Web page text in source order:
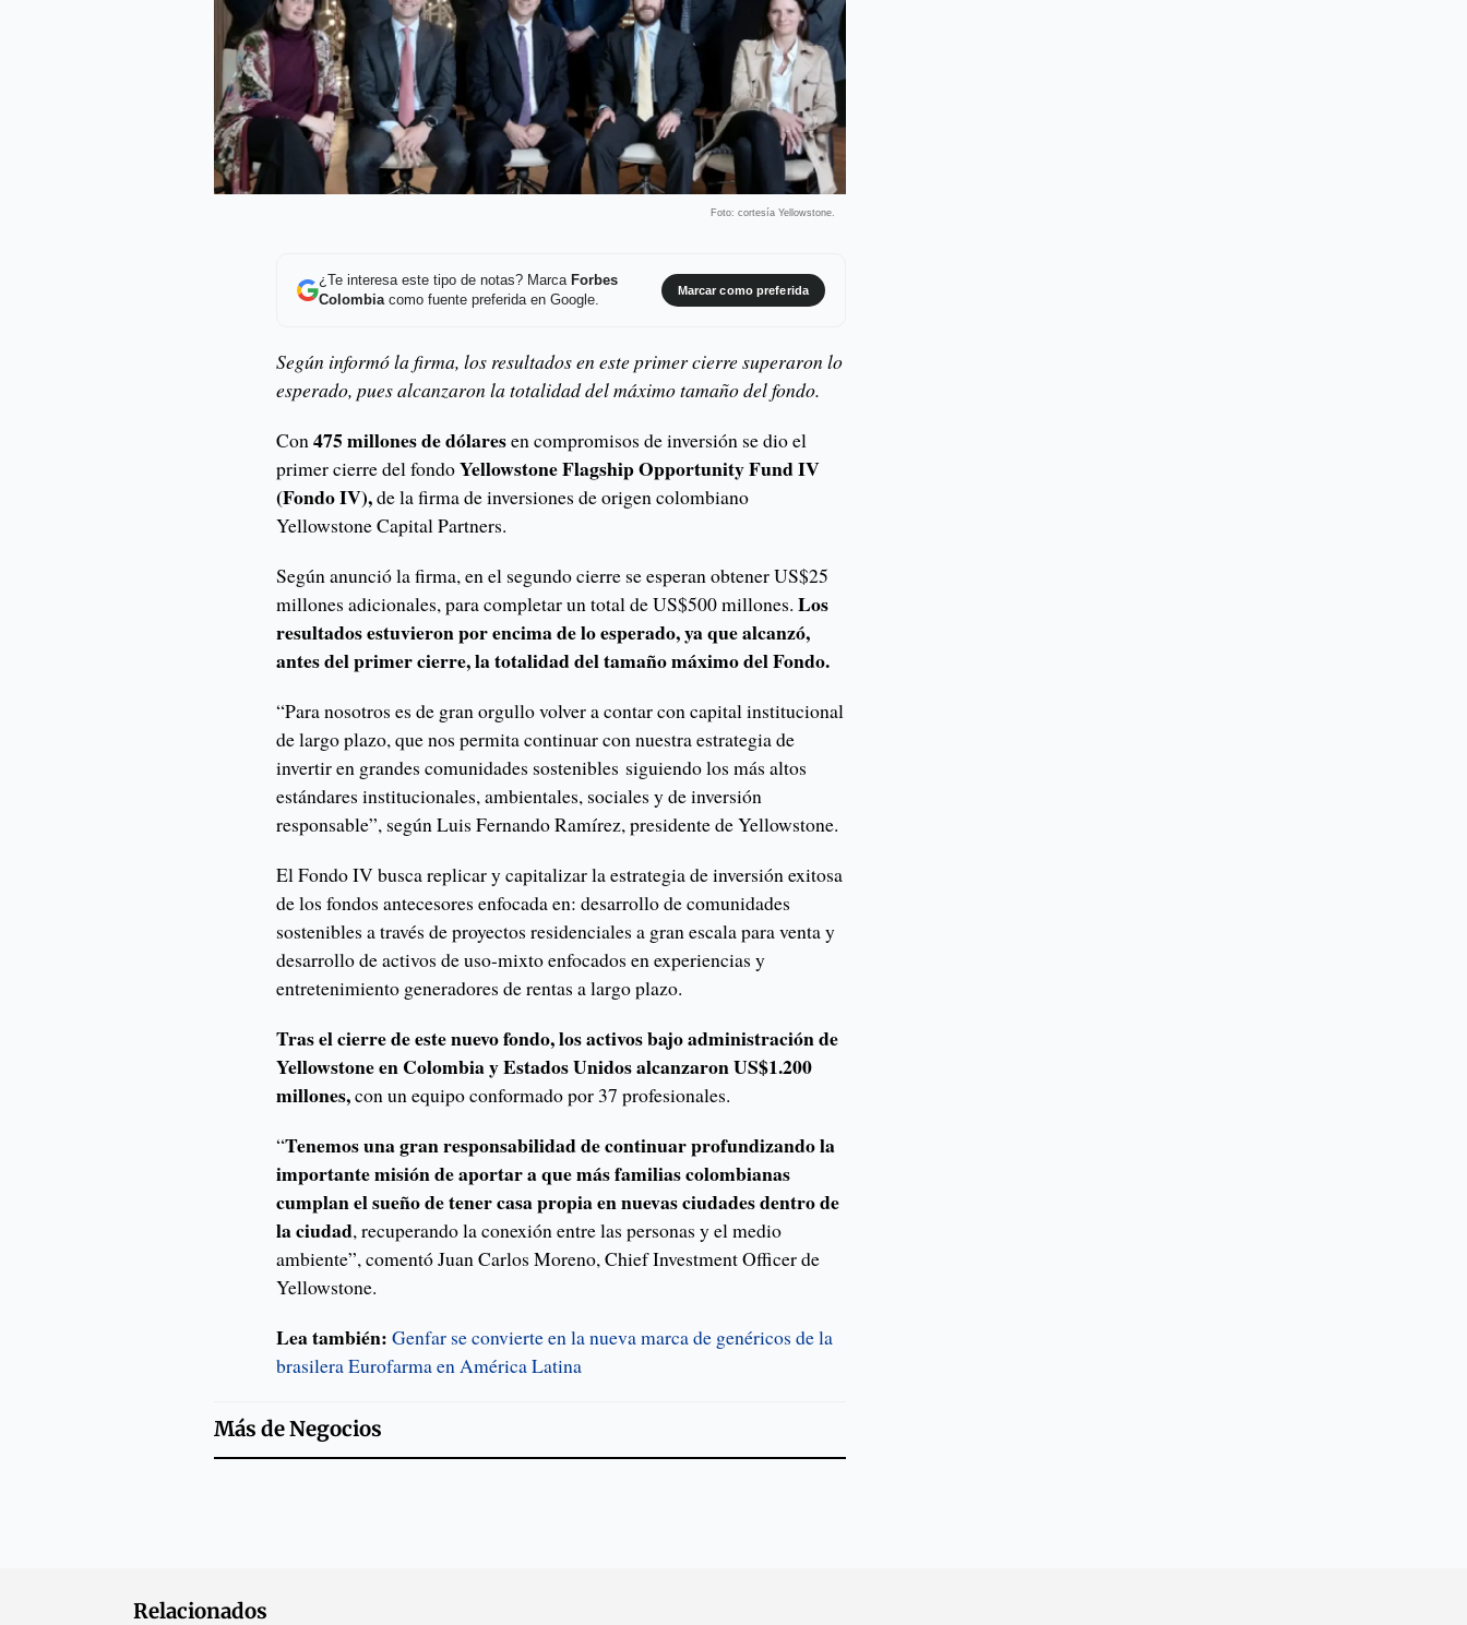
Foto: cortesía Yellowstone.
¿Te interesa este tipo de notas? Marca Forbes
Colombiacomo fuente preferida en Google.
Marcar como preferida
Según informó la firma, los resultados en este primer cierre superaron lo
esperado, pues alcanzaron la totalidad del máximo tamaño del fondo.
Con 475 millones de dólaresen compromisos de inversión se dio el
primer cierre del fondoYellowstone Flagship Opportunity Fund IV
(Fondo IV),de la firma de inversiones de origen colombiano
Yellowstone Capital Partners.
Según anunció la firma, en el segundo cierre se esperan obtener US$25
millones adicionales, para completar un total de US$500 millones.Los
resultados estuvieron por encima de lo esperado, ya que alcanzó,
antes del primer cierre, la totalidad del tamaño máximo del Fondo.
“Para nosotros es de gran orgullo volver a contar con capital institucional
de largo plazo, que nos permita continuar con nuestra estrategia de
invertir en grandes comunidades sostenibles siguiendo los más altos
estándares institucionales, ambientales, sociales y de inversión
responsable”, según Luis Fernando Ramírez, presidente de Yellowstone.
El Fondo IV busca replicar y capitalizar la estrategia de inversión exitosa
de los fondos antecesores enfocada en: desarrollo de comunidades
sostenibles a través de proyectos residenciales a gran escala para venta y
desarrollo de activos de uso-mixto enfocados en experiencias y
entretenimiento generadores de rentas a largo plazo.
Tras el cierre de este nuevo fondo, los activos bajo administración de
Yellowstone en Colombia y Estados Unidos alcanzaron US$1.200
millones,con un equipo conformado por 37 profesionales.
“Tenemos una gran responsabilidad de continuar profundizando la
importante misión de aportar a que más familias colombianas
cumplan el sueño de tener casa propia en nuevas ciudades dentro de
la ciudad, recuperando la conexión entre las personas y el medio
ambiente”, comentó Juan Carlos Moreno, Chief Investment Officer de
Yellowstone.
Lea también: Genfar se convierte en la nueva marca de genéricos de la
brasilera Eurofarma en América Latina
Más deNegocios
Relacionados